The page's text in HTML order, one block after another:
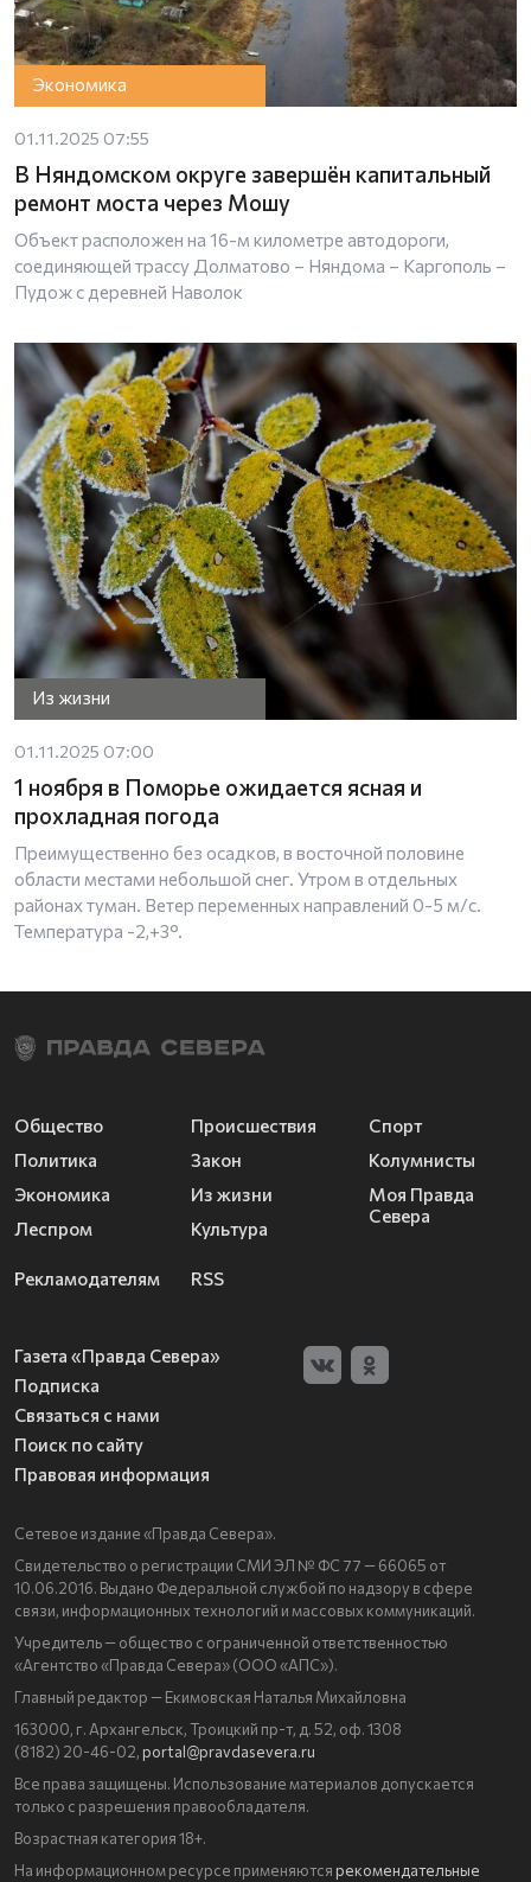
Экономика
01.11.2025 07:55
В Няндомском округе завершён капитальный
ремонт моста через Мошу
Объект расположен на 16-м километре автодороги,
соединяющей трассу Долматово – Няндома – Каргополь –
Пудож с деревней Наволок
Из жизни
01.11.2025 07:00
1 ноября в Поморье ожидается ясная и
прохладная погода
Преимущественно без осадков, в восточной половине
области местами небольшой снег. Утром в отдельных
районах туман. Ветер переменных направлений 0-5 м/с.
Температура -2,+3°.
Общество
Политика
Экономика
Леспром
Происшествия
Закон
Из жизни
Культура
Спорт
Колумнисты
Моя Правда
Севера
Рекламодателям RSS
Газета «Правда Севера»
Подписка
Связаться с нами
Поиск по сайту
Правовая информация
Сетевое издание «Правда Севера».
Свидетельство о регистрации СМИ ЭЛ № ФС 77 — 66065 от
10.06.2016. Выдано Федеральной службой по надзору в сфере
связи, информационных технологий и массовых коммуникаций.
Учредитель — общество с ограниченной ответственностью
«Агентство «Правда Севера» (ООО «АПС»).
Главный редактор — Екимовская Наталья Михайловна
163000, г. Архангельск, Троицкий пр-т, д. 52, оф. 1308
(8182) 20-46-02, portal@pravdasevera.ru
Все права защищены. Использование материалов допускается
только с разрешения правообладателя.
Возрастная категория 18+.
На информационном ресурсе применяются рекомендательные